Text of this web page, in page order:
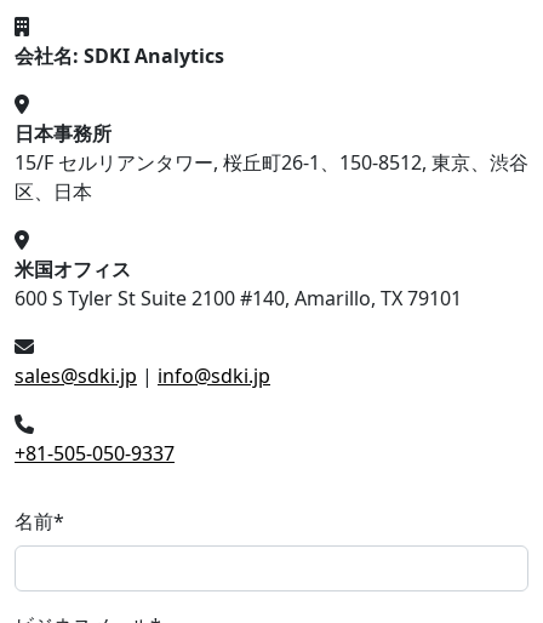
会社名: SDKI Analytics
日本事務所
15/F セルリアンタワー, 桜丘町26-1、150-8512, 東京、渋谷
区、日本
米国オフィス
600 S Tyler St Suite 2100 #140, Amarillo, TX 79101
sales@sdki.jp | info@sdki.jp
+81-505-050-9337
名前*